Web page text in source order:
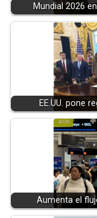
Mundial 2026
EE.UU. pone
Aumenta el